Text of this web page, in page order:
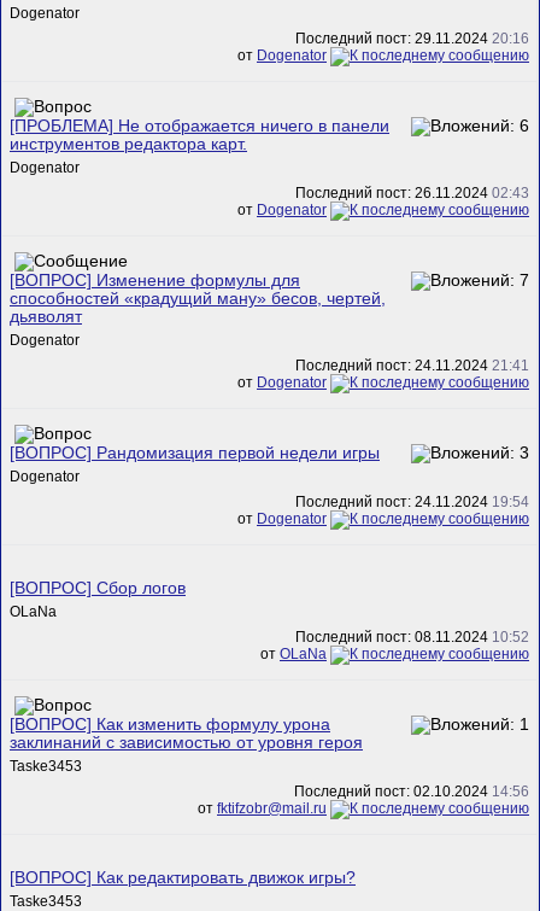
Dogenator
Последний пост: 29.11.2024 20:16
от Dogenator
[ПРОБЛЕМА] Не отображается ничего в панели
инструментов редактора карт.
Dogenator
Последний пост: 26.11.2024 02:43
от Dogenator
[ВОПРОС] Изменение формулы для
способностей «крадущий ману» бесов, чертей,
дьяволят
Dogenator
Последний пост: 24.11.2024 21:41
от Dogenator
[ВОПРОС] Рандомизация первой недели игры
Dogenator
Последний пост: 24.11.2024 19:54
от Dogenator
[ВОПРОС] Сбор логов
OLaNa
Последний пост: 08.11.2024 10:52
от OLaNa
[ВОПРОС] Как изменить формулу урона
заклинаний с зависимостью от уровня героя
Taske3453
Последний пост: 02.10.2024 14:56
от fktifzobr@mail.ru
[ВОПРОС] Как редактировать движок игры?
Taske3453